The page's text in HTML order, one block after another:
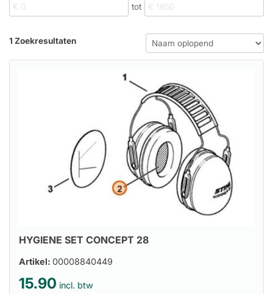
tot
1 Zoekresultaten
HYGIENE SET CONCEPT 28
Artikel: 00008840449
15.90 incl. btw